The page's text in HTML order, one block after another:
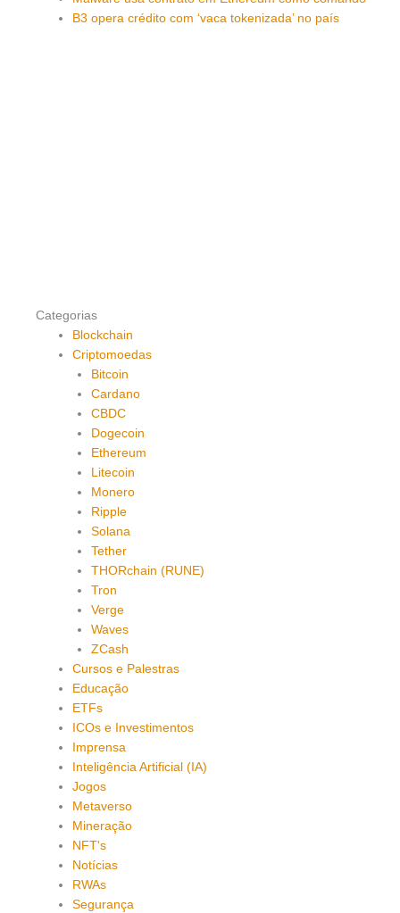
B3 opera crédito com ‘vaca tokenizada’ no país
Categorias
Blockchain
Criptomoedas
Bitcoin
Cardano
CBDC
Dogecoin
Ethereum
Litecoin
Monero
Ripple
Solana
Tether
THORchain (RUNE)
Tron
Verge
Waves
ZCash
Cursos e Palestras
Educação
ETFs
ICOs e Investimentos
Imprensa
Inteligência Artificial (IA)
Jogos
Metaverso
Mineração
NFT's
Notícias
RWAs
Segurança